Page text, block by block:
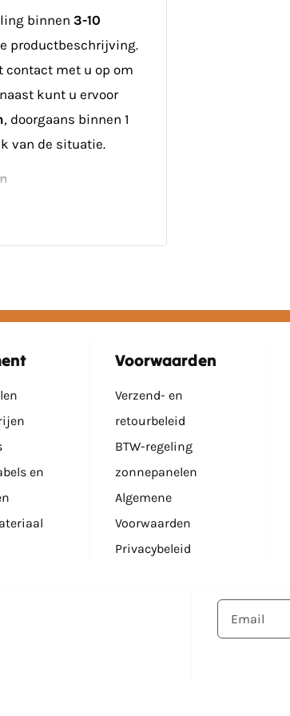
omvormer.
bevestig je
van de DS3 kan met
buskabel. Hierna
je de
worden en de
binnen 3-10
productbeschrijving.
contact met u op om
kunt u ervoor
, doorgaans binnen 1
van de situatie.
voor
met
is dit enkel af
bedragen €15
bedragen €110,
en Ecoflow
en
Voorwaarden
Verzend- en
retourbeleid
BTW-regeling
zonnepanelen
Algemene
Voorwaarden
Privacybeleid